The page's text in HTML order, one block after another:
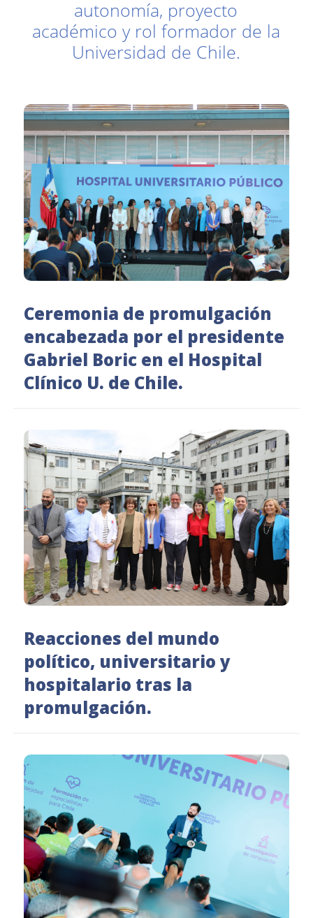
autonomía, proyecto
académico y rol formador de la
Universidad de Chile.
Ceremonia de promulgación
encabezada por el presidente
Gabriel Boric en el Hospital
Clínico U. de Chile.
Reacciones del mundo
político, universitario y
hospitalario tras la
promulgación.